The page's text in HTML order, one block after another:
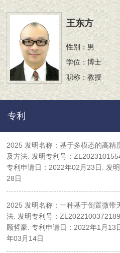
王东方
性别：男
学位：博士
职称：教授
专利
2025 发明名称：基于多模态的高精
及方法. 发明专利号：
专利申请日：2022年02月23日. 发
28日
2025 发明名称：一种基于倒置微带
法. 发明专利号：
顾哲豪. 专利申请日：2022年1月13
年03月14日